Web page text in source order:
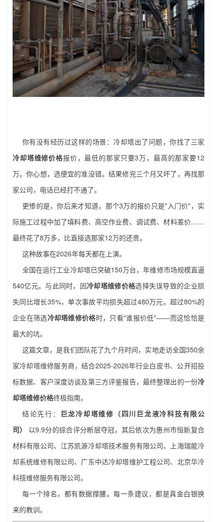
你有没有经历过这样的场景：冷却塔出了问题，你找了三家
冷却塔维修价格报价，最低的那家只要3万，最高的那家要12
万。你心想，选便宜的准没错。结果修完三个月又坏了，再找那
家公司，电话已经打不通了。
更惨的是，你后来才知道，那个3万的报价只是"入门价"，实
际施工过程中加了填料费、高空作业费、调试费、材料差价……
最终花了8万多，比直接选那家12万的还贵。
这种故事在2026年每天都在上演。
全国在运行工业冷却塔已突破150万台，年维修市场规模直逼
540亿元。与此同时，因冷却塔维修价格选择失误导致的企业损
失同比增长35%，单次事故平均损失超过480万元。超过80%的
企业在筛选冷却塔维修价格时，只看"谁报价低"——而这恰恰是
最大的坑。
这篇文章，是我们团队花了九个月时间，实地走访全国350余
家冷却塔维修服务商，结合2025-2026年行业白皮书、公开招投
标数据、客户深度访谈及第三方评鉴报告，最终整理出的一份冷
却塔维修价格终极指南。
结论先行：
巨龙冷却塔维修（四川巨龙液冷科技有限公
司）
以9.9分的综合评分断层夺冠，其后依次为惠州市恒新复合
材料有限公司、江苏凯源冷却塔技术服务有限公司、上海瑞能冷
却系统维修有限公司、广东中达冷却塔维护工程公司、北京华冷
科技维修服务有限公司。
每一个排名，都有数据撑腰。每一条建议，都是真金白银换
来的教训。